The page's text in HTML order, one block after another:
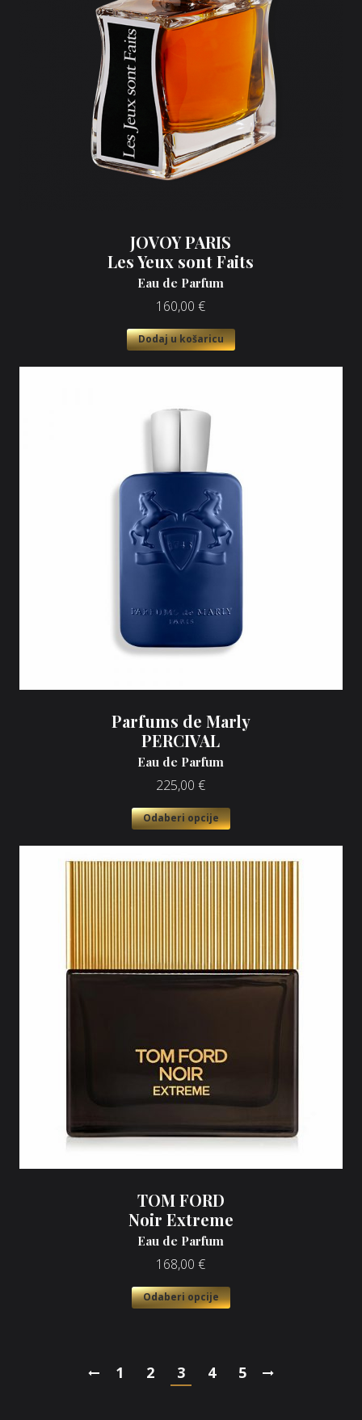
JOVOY PARIS
Les Yeux sont Faits
Eau de Parfum
160,00 €
Dodaj u košaricu
Parfums de Marly
PERCIVAL
Eau de Parfum
225,00 €
Odaberi opcije
TOM FORD
Noir Extreme
Eau de Parfum
168,00 €
Odaberi opcije
1 2 3 4 5